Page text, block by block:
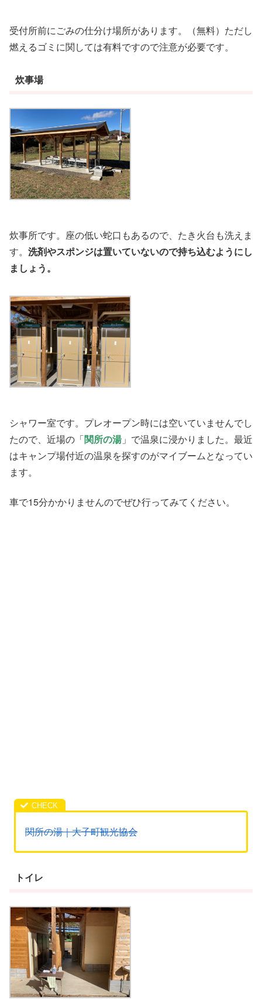
受付所前にごみの仕分け場所があります。（無料）ただし
燃えるゴミに関しては有料ですので注意が必要です。
炊事場
炊事所です。座の低い蛇口もあるので、たき火台も洗えま
す。 洗剤やスポンジは置いていないので持ち込むようにし
ましょう。
シャワー室です。プレオープン時には空いていませんでし
たので、近場の「関所の湯」で温泉に浸かりました。最近
はキャンプ場付近の温泉を探すのがマイブームとなってい
ます。
車で15分かかりませんのでぜひ行ってみてください。
関所の湯｜大子町観光協会
トイレ